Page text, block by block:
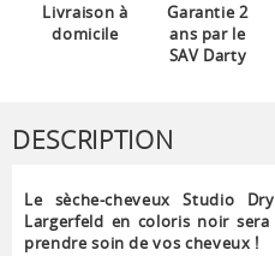
Livraison à
domicile
Garantie 2
ans par le
SAV Darty
DESCRIPTION
Le sèche-cheveux Studio
Largerfeld en coloris noir
prendre soin de vos cheveux !